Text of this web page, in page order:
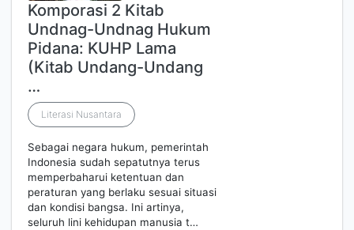
Komporasi 2 Kitab
Undnag-Undnag Hukum
Pidana: KUHP Lama
(Kitab Undang-Undang
…
Literasi Nusantara
Sebagai negara hukum, pemerintah
Indonesia sudah sepatutnya terus
memperbaharui ketentuan dan
peraturan yang berlaku sesuai situasi
dan kondisi bangsa. Ini artinya,
seluruh lini kehidupan manusia t…